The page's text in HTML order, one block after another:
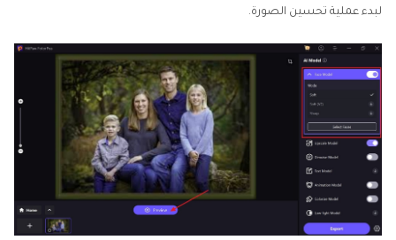
لبدء عملية تحسين الصورة.